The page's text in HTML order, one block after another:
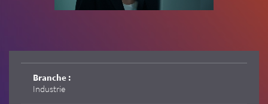
Branche :
Industrie